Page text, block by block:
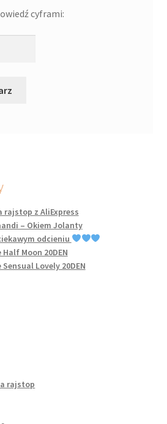
cyframi:
rajstop z AliExpress
– Okiem Jolanty
odcieniu
Moon 20DEN
Lovely 20DEN
rajstop